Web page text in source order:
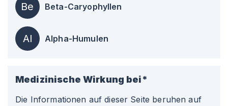
Be Beta-Caryophyllen
Al Alpha-Humulen
Medizinische Wirkung bei*
Die Informationen auf dieser Seite beruhen auf